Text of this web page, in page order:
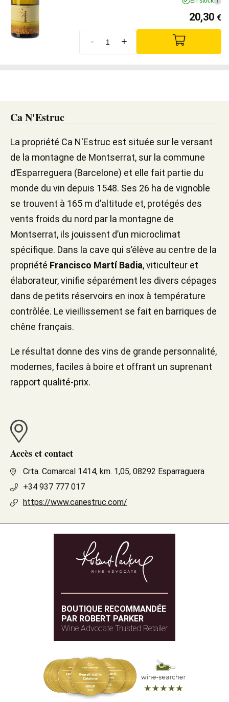
20,30 €
- +
Ca N'Estruc
La propriété Ca N'Estruc est située sur le versant
de la montagne de Montserrat, sur la commune
d’Esparreguera (Barcelone) et elle fait partie du
monde du vin depuis 1548. Ses 26 ha de vignoble
se trouvent à 165 m d’altitude et, protégés des
vents froids du nord par la montagne de
Montserrat, ils jouissent d’un microclimat
spécifique. Dans la cave qui s’élève au centre de la
propriété Francisco Martí Badia, viticulteur et
élaborateur, vinifie séparément les divers cépages
dans de petits réservoirs en inox à température
contrôlée. Le vieillissement se fait en barriques de
chêne français.
Le résultat donne des vins de grande personnalité,
modernes, faciles à boire et offrant un suprenant
rapport qualité-prix.
Accès et contact
Crta. Comarcal 1414, km. 1,05, 08292 Esparraguera
+34 937 777 017
https://www.canestruc.com/
BOUTIQUE RECOMMANDÉE
PAR ROBERT PARKER
Wine Advocate Trusted Retailer